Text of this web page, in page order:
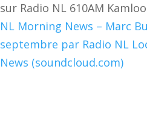
sur Radio NL 610AM
NL Morning News – Marc
septembre par Radio NL
News (soundcloud.com)